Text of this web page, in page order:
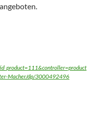
Macher/dp/3000492496